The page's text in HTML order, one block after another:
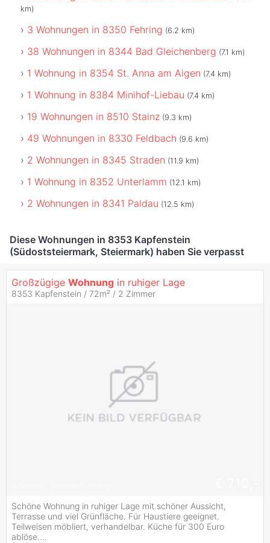
km)
3 Wohnungen in 8350 Fehring (6.2 km)
38 Wohnungen in 8344 Bad Gleichenberg (7.1 km)
1 Wohnung in 8354 St. Anna am Aigen (7.4 km)
1 Wohnung in 8384 Minihof-Liebau (7.4 km)
19 Wohnungen in 8510 Stainz (9.3 km)
49 Wohnungen in 8330 Feldbach (9.6 km)
2 Wohnungen in 8345 Straden (11.9 km)
1 Wohnung in 8352 Unterlamm (12.1 km)
2 Wohnungen in 8341 Paldau (12.5 km)
Diese Wohnungen in 8353 Kapfenstein
(Südoststeiermark, Steiermark) haben Sie verpasst
Großzügige Wohnung in ruhiger Lage
8353 Kapfenstein / 72m² / 2 Zimmer
Schöne Wohnung in ruhiger Lage mit schöner Aussicht,
Terrasse und viel Grünfläche. Für Haustiere geeignet.
Teilweisen möbliert, verhandelbar. Küche für 300 Euro
ablöse....